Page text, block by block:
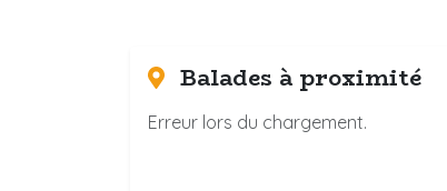
Balades à proximité
Erreur lors du chargement.